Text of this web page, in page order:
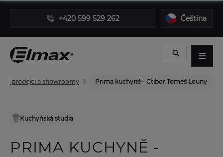
+420 599 529 262 Čeština
prodejci a showroomy Prima kuchyně - Ctibor Tomeš Louny
Kuchyňská studia
PRIMA KUCHYNĚ -